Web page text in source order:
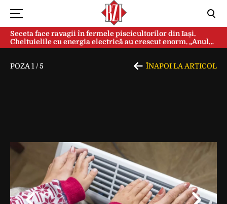
Seceta face ravagii în fermele piscicultorilor din Iași.
Cheltuielile cu energia electrică au crescut enorm. „Anul
acesta e mai grav din cauza temperaturilor foarte mari”
POZA 1 /5 ÎNAPOI LA ARTICOL